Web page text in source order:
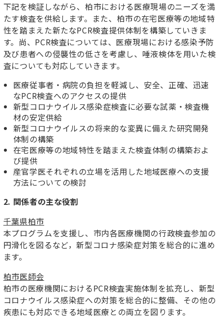
下記を検証しながら、柏市における医療現場のニーズを満
たす検査を供給します。また、柏市の在宅医療等の地域特
性を踏まえた新たなPCR検査提供体制を構築していきま
す。尚、PCR検査については、医療現場における感染予防
及び患者への侵襲性の低さを考慮し、唾液検体を用いた検
査についても対応していきます。
医療従事者・病院の負担を軽減し、安全、正確、迅速
なPCR検査へのアクセスの提供
新型コロナウイルス感染症検査に必要な試薬・検査機
材の安定供給
新型コロナウイルスの将来的な変異に備えた研究開発
体制の構築
在宅医療等の地域特性を踏まえた検査体制の構築およ
び提供
産官学医それぞれの立場を活用した地域医療への支援
方法についての検討
2. 関係者の主な役割
千葉県柏市
本プログラムを支援し、市内各医療機関の行政検査参加の
円滑化を図るなど，新型コロナ感染症対策を総合的に進め
ます。
柏市医師会
柏市の医療機関におけるPCR検査実施体制を拡充し、新型
コロナウイルス感染症への対策を総合的に整備、その他の
疾患にも対応できる地域医療との両立を図ります。